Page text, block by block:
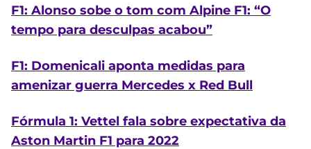
F1: Alonso sobe o tom com Alpine F1: “O
tempo para desculpas acabou”
F1: Domenicali aponta medidas para
amenizar guerra Mercedes x Red Bull
Fórmula 1: Vettel fala sobre expectativa da
Aston Martin F1 para 2022